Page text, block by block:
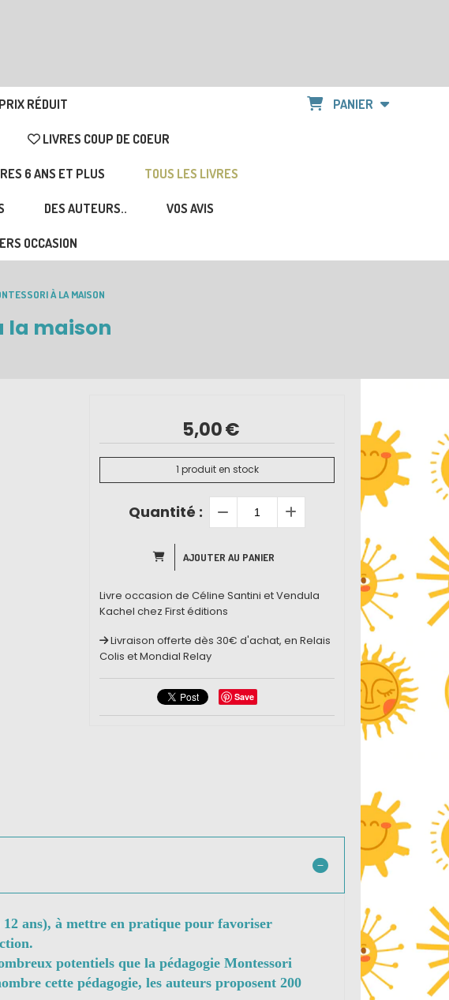
RÉDUIT
LIVRES COUP DE COEUR
6 ANS ET PLUS TOUS LES LIVRES
DES AUTEURS.. VOS AVIS
OCCASION
PANIER
À LA MAISON
la maison
5,00€
1 produit en stock
Quantité :
AJOUTER AU PANIER
Livre occasion de Céline Santini et Vendula
Kachel chez First éditions
Livraison offerte dès 30€ d'achat, en Relais
Colis et Mondial Relay
Save
12 ans), à mettre en pratique pour favoriser
potentiels que la pédagogie Montessori
cette pédagogie, les auteurs proposent 200